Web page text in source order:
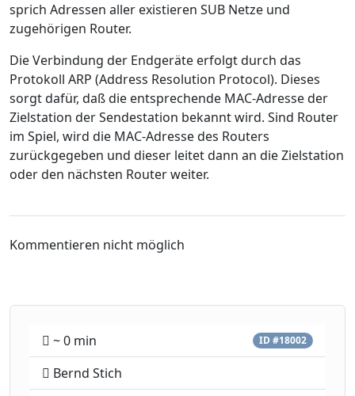
sprich Adressen aller existieren SUB Netze und
zugehörigen Router.
Die Verbindung der Endgeräte erfolgt durch das
Protokoll ARP (Address Resolution Protocol). Dieses
sorgt dafür, daß die entsprechende MAC-Adresse der
Zielstation der Sendestation bekannt wird. Sind Router
im Spiel, wird die MAC-Adresse des Routers
zurückgegeben und dieser leitet dann an die Zielstation
oder den nächsten Router weiter.
Kommentieren nicht möglich
~ 0 min ID #18002
Bernd Stich